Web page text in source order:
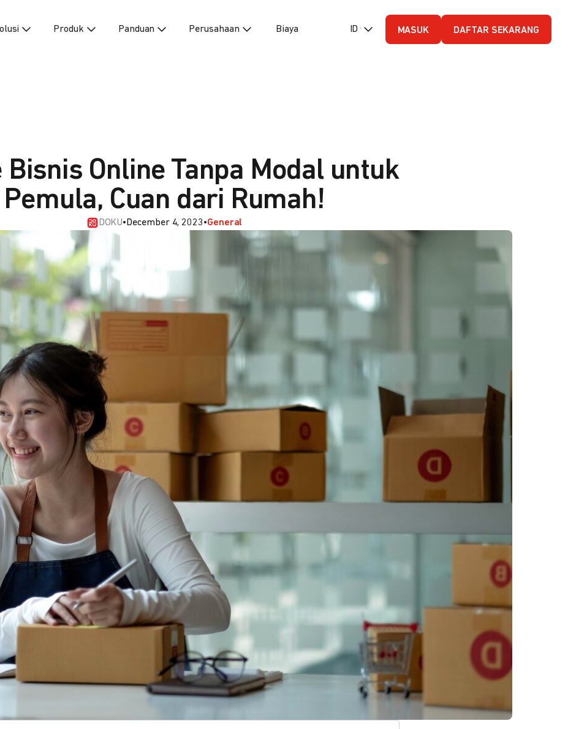
Produk Panduan Perusahaan Biaya ID (Bahasa Indonesia)
MASUK DAFTAR SEKARANG
Bisnis Online Tanpa Modal untuk
Pemula, Cuan dari Rumah!
DOKU• December 4, 2023•General